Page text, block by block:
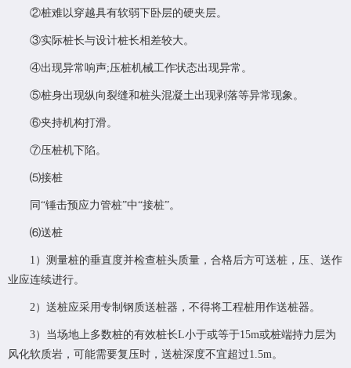
②桩难以穿越具有软弱下卧层的硬夹层。
③实际桩长与设计桩长相差较大。
④出现异常响声;压桩机械工作状态出现异常。
⑤桩身出现纵向裂缝和桩头混凝土出现剥落等异常现象。
⑥夹持机构打滑。
⑦压桩机下陷。
⑸接桩
同“锤击预应力管桩”中“接桩”。
⑹送桩
1）测量桩的垂直度并检查桩头质量，合格后方可送桩，压、送作
业应连续进行。
2）送桩应采用专制钢质送桩器，不得将工程桩用作送桩器。
3）当场地上多数桩的有效桩长L小于或等于15m或桩端持力层为
风化软质岩，可能需要复压时，送桩深度不宜超过1.5m。